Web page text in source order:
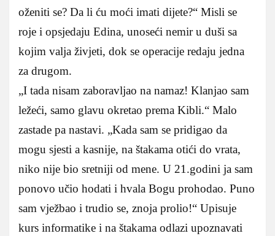
oženiti se? Da li ću moći imati dijete?“ Misli se
roje i opsjedaju Edina, unoseći nemir u duši sa
kojim valja živjeti, dok se operacije redaju jedna
za drugom.
„I tada nisam zaboravljao na namaz! Klanjao sam
ležeći, samo glavu okretao prema Kibli.“ Malo
zastade pa nastavi. „Kada sam se pridigao da
mogu sjesti a kasnije, na štakama otići do vrata,
niko nije bio sretniji od mene. U 21.godini ja sam
ponovo učio hodati i hvala Bogu prohodao. Puno
sam vježbao i trudio se, znoja prolio!“ Upisuje
kurs informatike i na štakama odlazi upoznavati